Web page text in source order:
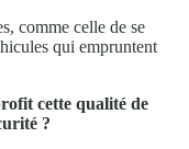
comme celle de se
qui empruntent
cette qualité de
?